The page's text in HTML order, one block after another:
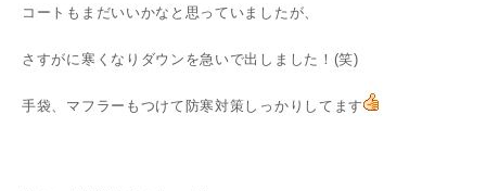
コートもまだいいかなと思っていましたが、
さすがに寒くなりダウンを急いで出しました！(笑)
手袋、マフラーもつけて防寒対策しっかりしてます